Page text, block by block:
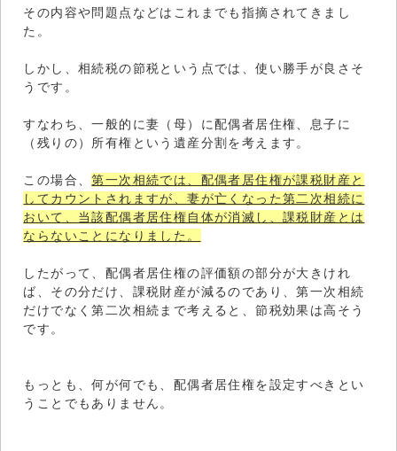
その内容や問題点などはこれまでも指摘されてきまし
た。
しかし、相続税の節税という点では、使い勝手が良さそ
うです。
すなわち、一般的に妻（母）に配偶者居住権、息子に
（残りの）所有権という遺産分割を考えます。
この場合、第一次相続では、配偶者居住権が課税財産と
してカウントされますが、妻が亡くなった第二次相続に
おいて、当該配偶者居住権自体が消滅し、課税財産とは
ならないことになりました。
したがって、配偶者居住権の評価額の部分が大きけれ
ば、その分だけ、課税財産が減るのであり、第一次相続
だけでなく第二次相続まで考えると、節税効果は高そう
です。
もっとも、何が何でも、配偶者居住権を設定すべきとい
うことでもありません。